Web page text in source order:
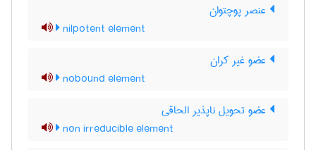
عنصر پوچتوان
nilpotent element
عضو غیر کران
nobound element
عضو تحویل ناپذیر الحاقی
non irreducible element